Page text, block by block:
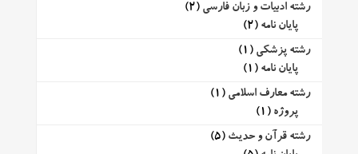
رشته ادبیات و زبان فارسی (2)
پایان نامه (2)
رشته پزشکی (1)
پایان نامه (1)
رشته معارف اسلامی (1)
پروژه (1)
رشته قرآن و حدیث (5)